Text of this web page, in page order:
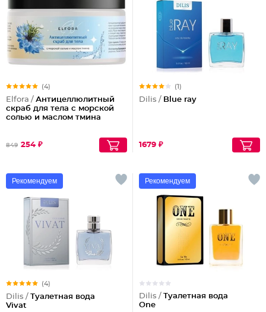
(4)
Elfora / Антицеллюлитный
скраб для тела с морской
солью и маслом тмина
849 254 ₽
(1)
Dilis / Blue ray
1679 ₽
Рекомендуем
(4)
Dilis / Туалетная вода
Vivat
Рекомендуем
Dilis / Туалетная вода
One